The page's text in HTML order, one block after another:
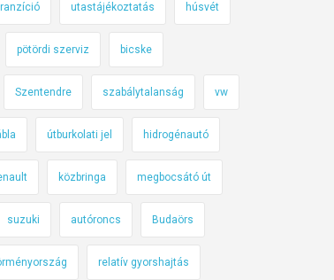
utastájékoztatás húsvét
pötördi szerviz bicske
Szentendre szabálytalanság vw
útburkolati jel hidrogénautó
közbringa megbocsátó út
suzuki autóroncs Budaörs
relatív gyorshajtás